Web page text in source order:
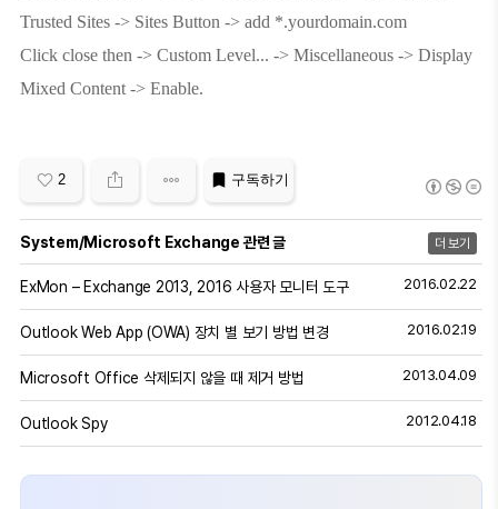
Trusted Sites -> Sites Button -> add *.yourdomain.com
Click close then -> Custom Level... -> Miscellaneous -> Display
Mixed Content -> Enable.
2 구독하기
System/Microsoft Exchange 관련 글 더 보기
ExMon – Exchange 2013, 2016 사용자 모니터 도구 2016.02.22
Outlook Web App (OWA) 장치 별 보기 방법 변경 2016.02.19
Microsoft Office 삭제되지 않을 때 제거 방법 2013.04.09
Outlook Spy 2012.04.18